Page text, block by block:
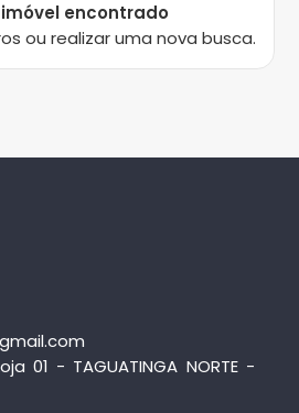
encontrado
ou realizar uma nova busca.
01 - TAGUATINGA NORTE -